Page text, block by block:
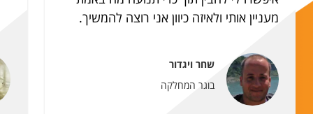
מעניין אותי ולאיזה כיוון אני רוצה להמשיך.
שחר ויגדור
בוגר המחלקה